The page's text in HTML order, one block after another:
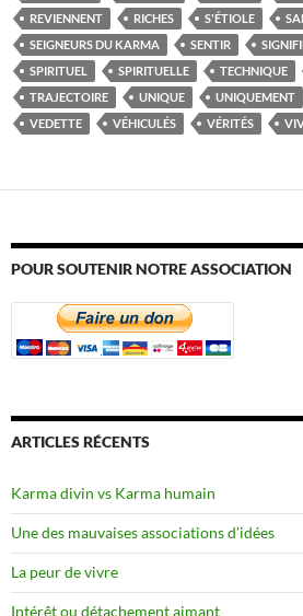
REVIENNENT
RICHES S'ÉTIOLE
SEIGNEURS DU KARMA
SENTIR
SPIRITUEL
SPIRITUELLE TECHNIQUE
TRAJECTOIRE
UNIQUE UNIQUEMENT
VEDETTE
VÉHICULÉS VÉRITÉS
POUR SOUTENIR NOTRE ASSOCIATION
ARTICLES RÉCENTS
Karma divin vs Karma humain
Une des mauvaises associations d’idées
La peur de vivre
Intérêt ou détachement aimant